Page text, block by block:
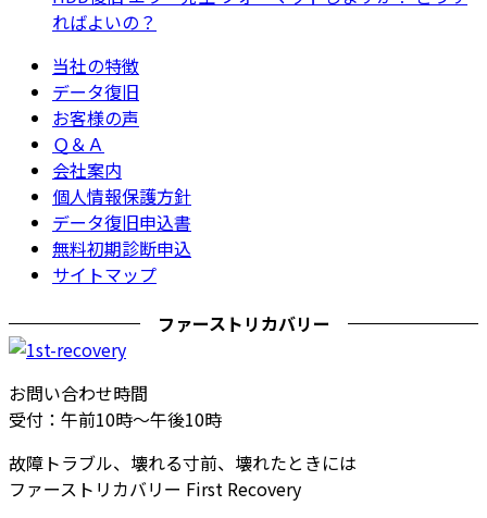
ればよいの？
当社の特徴
データ復旧
お客様の声
Ｑ＆Ａ
会社案内
個人情報保護方針
データ復旧申込書
無料初期診断申込
サイトマップ
ファーストリカバリー
お問い合わせ時間
受付：午前10時～午後10時
故障トラブル、壊れる寸前、壊れたときには
ファーストリカバリー First Recovery